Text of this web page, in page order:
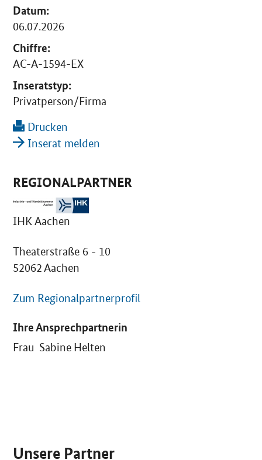
Datum:
06.07.2026
Chiffre:
AC-A-1594-EX
Inseratstyp:
Privatperson/Firma
Drucken
Inserat melden
REGIONALPARTNER
IHK Aachen
Theaterstraße 6 - 10
52062 Aachen
Zum Regionalpartnerprofil
Ihre Ansprechpartnerin
Frau Sabine Helten
Unsere Partner